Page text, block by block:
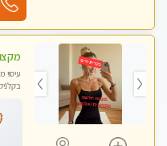
עיסוי